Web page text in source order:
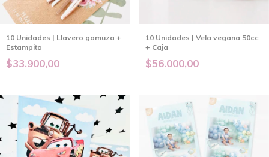
10 Unidades | Llavero gamuza +
Estampita
$33.900,00
10 Unidades | Vela vegana 50cc
+ Caja
$56.000,00